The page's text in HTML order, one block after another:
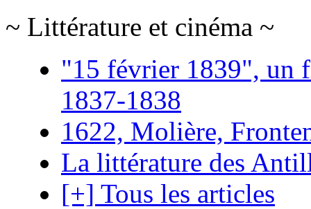
~ Littérature et cinéma ~
"15 février 1839", un
1837-1838
1622, Molière,
La littérature des
[+] Tous les articles